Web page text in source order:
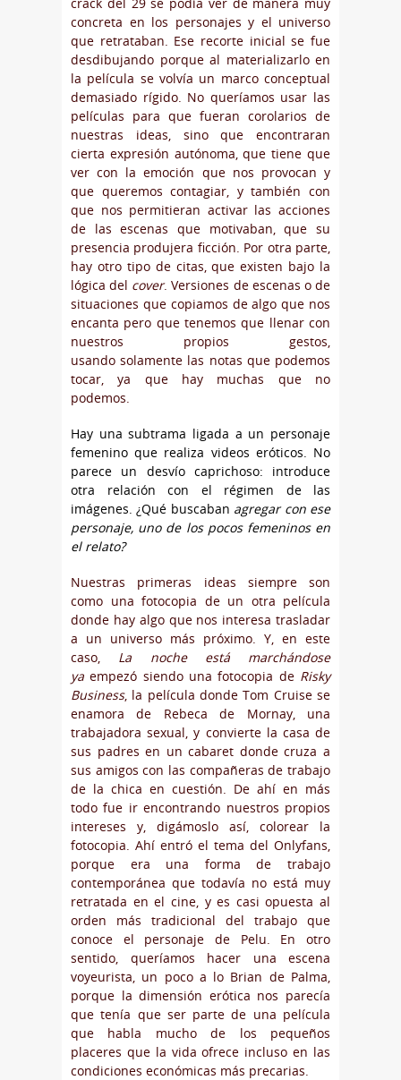
concreta en los personajes y el universo
que retrataban. Ese recorte inicial se fue
desdibujando porque al materializarlo en
la película se volvía un marco conceptual
demasiado rígido. No queríamos usar las
películas para que fueran corolarios de
nuestras ideas, sino que encontraran
cierta expresión autónoma, que tiene que
ver con la emoción que nos provocan y
que queremos contagiar, y también con
que nos permitieran activar las acciones
de las escenas que motivaban, que su
presencia produjera ficción. Por otra parte,
hay otro tipo de citas, que existen bajo la
lógica del cover. Versiones de escenas o de
situaciones que copiamos de algo que nos
encanta pero que tenemos que llenar con
nuestros propios gestos,
usando solamente las notas que podemos
tocar, ya que hay muchas que no
podemos.
Hay una subtrama ligada a un personaje
femenino que realiza videos eróticos. No
parece un desvío caprichoso: introduce
otra relación con el régimen de las
imágenes. ¿Qué buscaban agregar con ese
personaje, uno de los pocos femeninos en
el relato?
Nuestras primeras ideas siempre son
como una fotocopia de un otra película
donde hay algo que nos interesa trasladar
a un universo más próximo. Y, en este
caso, La noche está marchándose
yaempezó siendo una fotocopia de Risky
Business, la película donde Tom Cruise se
enamora de Rebeca de Mornay, una
trabajadora sexual, y convierte la casa de
sus padres en un cabaret donde cruza a
sus amigos con las compañeras de trabajo
de la chica en cuestión. De ahí en más
todo fue ir encontrando nuestros propios
intereses y, digámoslo así, colorear la
fotocopia. Ahí entró el tema del Onlyfans,
porque era una forma de trabajo
contemporánea que todavía no está muy
retratada en el cine, y es casi opuesta al
orden más tradicional del trabajo que
conoce el personaje de Pelu. En otro
sentido, queríamos hacer una escena
voyeurista, un poco a lo Brian de Palma,
porque la dimensión erótica nos parecía
que tenía que ser parte de una película
que habla mucho de los pequeños
placeres que la vida ofrece incluso en las
condiciones económicas más precarias.